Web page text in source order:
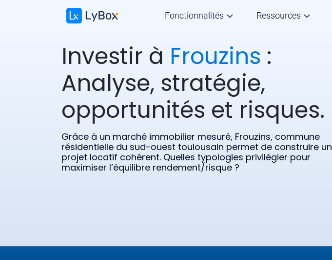
Fonctionnalités Ressources
Investir à Frouzins :
Analyse, stratégie,
opportunités et risques.
Grâce à un marché immobilier mesuré, Frouzins, commune
résidentielle du sud-ouest toulousain permet de construire un
projet locatif cohérent. Quelles typologies privilégier pour
maximiser l’équilibre rendement/risque ?